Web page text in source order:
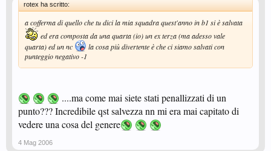
rotex ha scritto:
a cofferma di quello che tu dici la mia squadra quest'anno in b1 si è salvata
ed era composta da una quarta (io) un ex terza (ma adesso vale
quarta) ed un nc
la cosa più divertente è che ci siamo salvati con
punteggio negativo -1
....ma come mai siete stati penallizzati di un
punto??? Incredibile qst salvezza nn mi era mai capitato di
vedere una cosa del genere
4 Mag 2006